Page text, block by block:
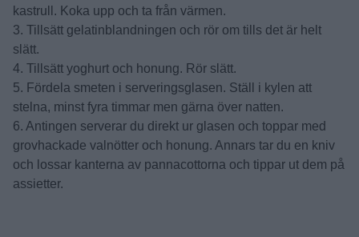
kastrull. Koka upp och ta från värmen.
3. Tillsätt gelatinblandningen och rör om tills det är helt
slätt.
4. Tillsätt yoghurt och honung. Rör slätt.
5. Fördela smeten i serveringsglasen. Ställ i kylen att
stelna, minst fyra timmar men gärna över natten.
6. Antingen serverar du direkt ur glasen och toppar med
grovhackade valnötter och honung. Annars tar du en kniv
och lossar kanterna av pannacottorna och tippar ut dem på
assietter.